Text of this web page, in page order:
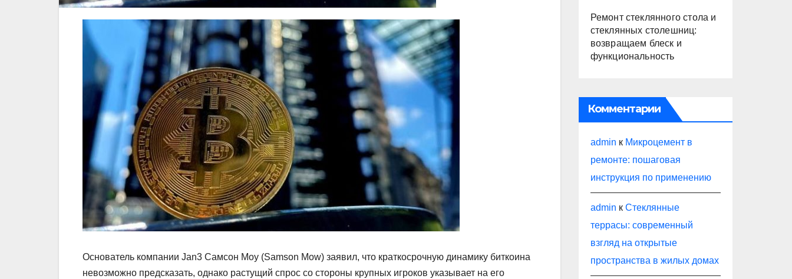
Основатель компании Jan3 Самсон Моу (Samson Mow) заявил, что краткосрочную динамику биткоина
невозможно предсказать, однако растущий спрос со стороны крупных игроков указывает на его
Ремонт стеклянного стола и
стеклянных столешниц:
возвращаем блеск и
функциональность
Комментарии
admin к Микроцемент в
ремонте: пошаговая
инструкция по применению
admin к Стеклянные
террасы: современный
взгляд на открытые
пространства в жилых домах